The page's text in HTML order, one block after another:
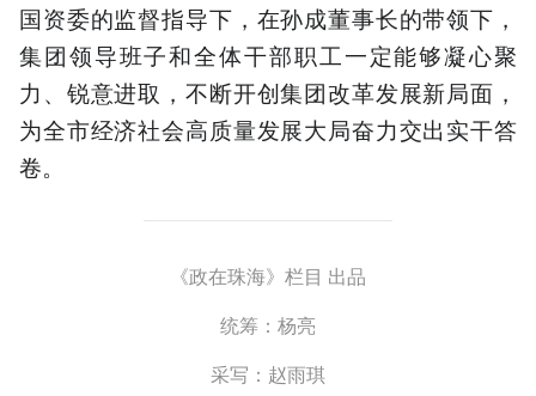
国资委的监督指导下，在孙成董事长的带领下，
集团领导班子和全体干部职工一定能够凝心聚
力、锐意进取，不断开创集团改革发展新局面，
为全市经济社会高质量发展大局奋力交出实干答
卷。
《政在珠海》栏目 出品
统筹：杨亮
采写：赵雨琪